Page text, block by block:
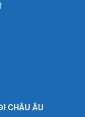
CHÂU ÂU